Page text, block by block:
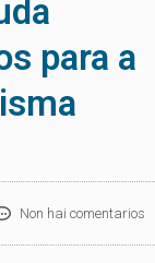
para a
Non hai comentarios